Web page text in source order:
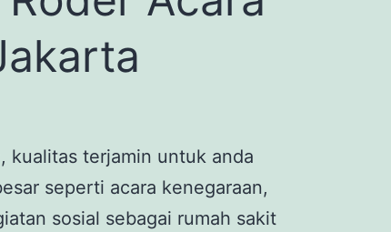
kualitas terjamin untuk anda
seperti acara kenegaraan,
sosial sebagai rumah sakit